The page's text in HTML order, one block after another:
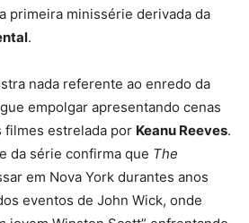
primeira minissérie derivada da
.
nada referente ao enredo da
empolgar apresentando cenas
filmes estrelada por Keanu Reeves.
da série confirma que The
em Nova York durantes anos
eventos de John Wick, onde